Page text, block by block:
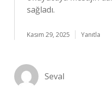
sağladı.
Kasım 29, 2025 Yanıtla
Seval